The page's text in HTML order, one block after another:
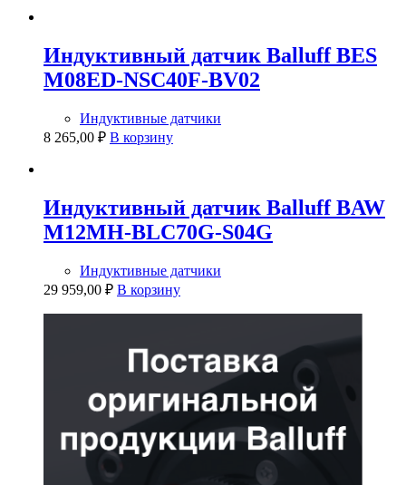
Индуктивный датчик Balluff BES
M08ED-NSC40F-BV02
Индуктивные датчики
8 265,00 ₽ В корзину
Индуктивный датчик Balluff BAW
M12MH-BLC70G-S04G
Индуктивные датчики
29 959,00 ₽ В корзину